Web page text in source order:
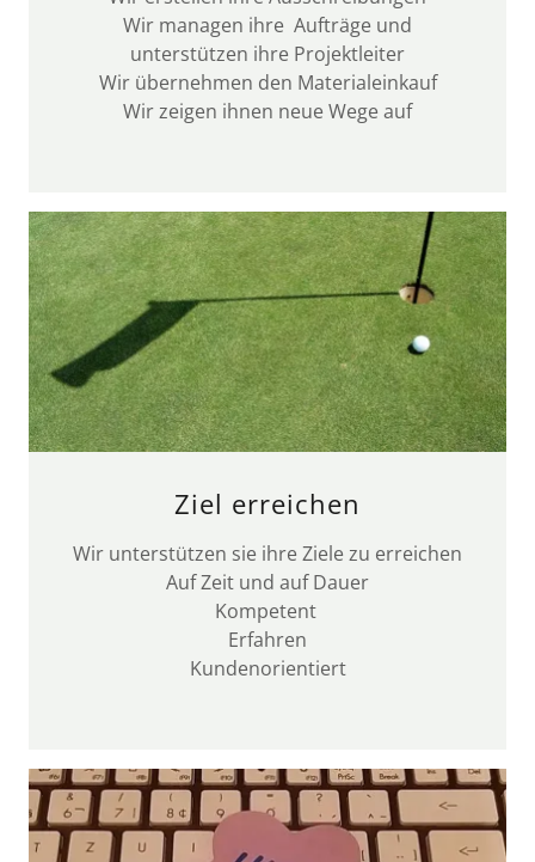
Wir managen ihre Aufträge und
unterstützen ihre Projektleiter
Wir übernehmen den Materialeinkauf
Wir zeigen ihnen neue Wege auf
Ziel erreichen
Wir unterstützen sie ihre Ziele zu erreichen
Auf Zeit und auf Dauer
Kompetent
Erfahren
Kundenorientiert